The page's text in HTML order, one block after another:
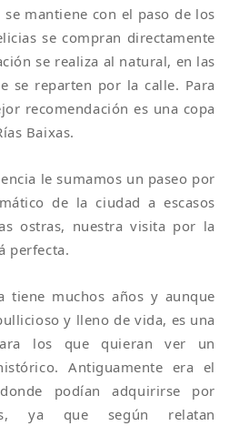
mantiene con el paso de los
se compran directamente
se realiza al natural, en las
se reparten por la calle. Para
recomendación es una copa
Baixas.
le sumamos un paseo por
de la ciudad a escasos
ostras, nuestra visita por la
perfecta.
tiene muchos años y aunque
y lleno de vida, es una
los que quieran ver un
Antiguamente era el
podían adquirirse por
ya que según relatan